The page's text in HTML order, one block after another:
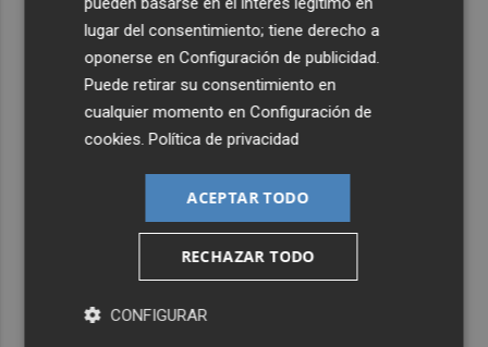
lugar del consentimiento; tiene derecho a
oponerse enConfiguración de publicidad.
Puede retirar su consentimiento en
cualquier momento enConfiguración de
cookies.Política de privacidad
ACEPTAR TODO
RECHAZAR TODO
CONFIGURAR